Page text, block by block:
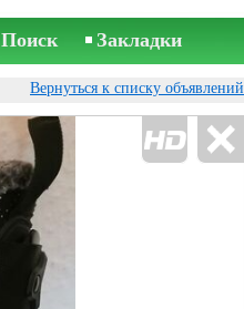
Поиск Закладки
Вернуться к списку объявлений